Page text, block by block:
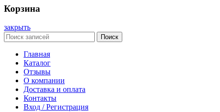
Корзина
закрыть
Поиск
Главная
Каталог
Отзывы
О компании
Доставка и оплата
Контакты
Вход / Регистрация